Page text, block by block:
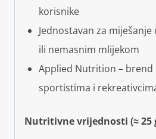
korisnike
Jednostavan za
ili nemasnim mlijekom
Applied Nutrition – brend
sportistima i
Nutritivne vrijednosti (≈ 25